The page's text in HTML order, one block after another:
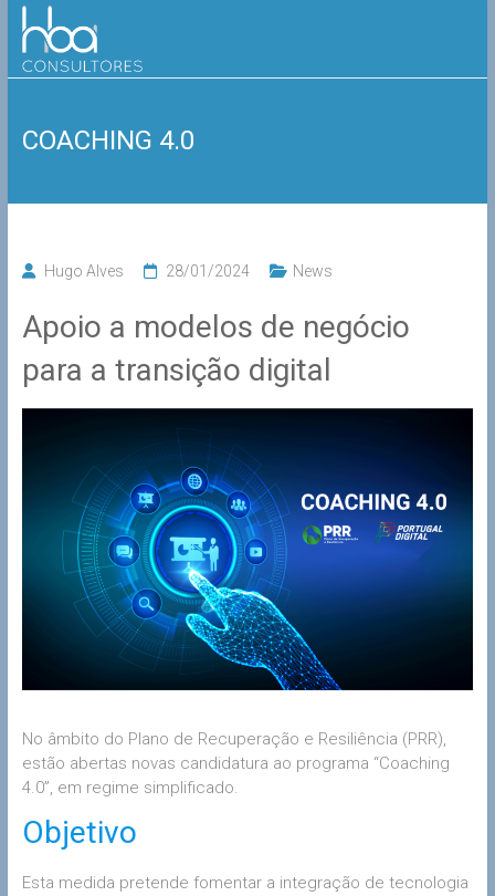
Skip
content
HBA
Consultores
COACHING 4.0
Hugo Alves 28/01/2024 News
Apoio a modelos de negócio
para a transição digital
No âmbito do Plano de Recuperação e Resiliência (PRR),
estão abertas novas candidatura ao programa “Coaching
4.0”, em regime simplificado.
Objetivo
Esta medida pretende fomentar a integração de tecnologia